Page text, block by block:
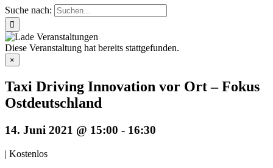
Suche nach:
Diese Veranstaltung hat bereits stattgefunden.
×
Taxi Driving Innovation vor Ort – Fokus
Ostdeutschland
14. Juni 2021 @ 15:00 - 16:30
| Kostenlos